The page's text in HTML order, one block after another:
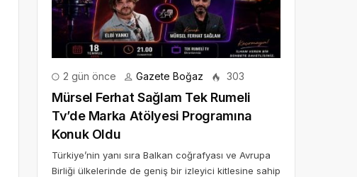
2 gün önce Gazete Boğaz 303
Mürsel Ferhat Sağlam Tek Rumeli
Tv’de Marka Atölyesi Programına
Konuk Oldu
Türkiye’nin yanı sıra Balkan coğrafyası ve Avrupa
Birliği ülkelerinde de geniş bir izleyici kitlesine sahip